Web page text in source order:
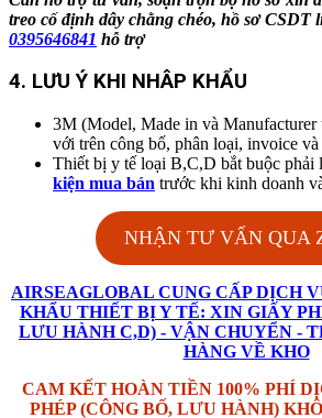
treo cố định dây chằng chéo, hồ sơ CSDT
0395646841 hỗ trợ
4. LƯU Ý KHI NHÂP KHẨU
3M (Model, Made in và Manufacturer
với trên công bố, phân loại, invoice
Thiết bị y tế loại B,C,D bắt buộc phải
kiện mua bán trước khi kinh doanh
NHẬN TƯ VẤN QUA
AIRSEAGLOBAL CUNG CẤP DỊCH
KHẨU THIẾT BỊ Y TẾ: XIN GIẤY
LƯU HÀNH C,D) - VẬN CHUYỂN -
HÀNG VỀ KHO
CAM KẾT HOÀN TIỀN 100% PHÍ
PHÉP (CÔNG BỐ, LƯU HÀNH)